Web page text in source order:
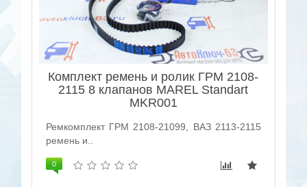
Комплект ремень и ролик ГРМ 2108-
2115 8 клапанов MAREL Standart
MKR001
Ремкомплект ГРМ 2108-21099, ВАЗ 2113-2115
ремень и..
0